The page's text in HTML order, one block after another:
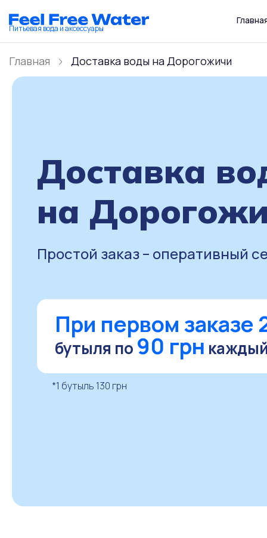
Питьевая вода и аксессуары
Главная Доставка воды на Дорогожичи
Доставка
на
Простой заказ – оперативный
При первом заказе
бутыля по 90 грн
*1 бутыль 130 грн